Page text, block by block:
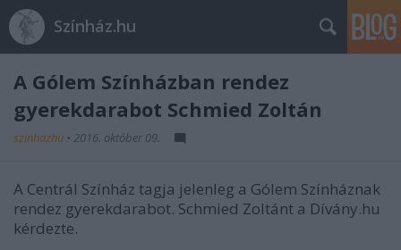
Színház.hu
A Gólem Színházban rendez
gyerekdarabot Schmied Zoltán
szinhazhu • 2016. október 09.
A Centrál Színház tagja jelenleg a Gólem Színháznak
rendez gyerekdarabot. Schmied Zoltánt a Dívány.hu
kérdezte.